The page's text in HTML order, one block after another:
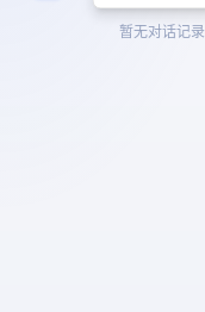
暂无对话记录